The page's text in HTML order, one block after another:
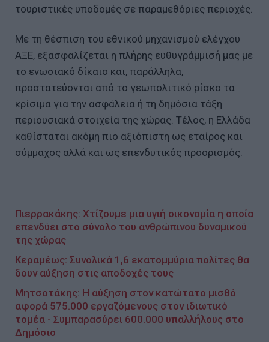
τουριστικές υποδομές σε παραμεθόριες περιοχές.
Με τη θέσπιση του εθνικού μηχανισμού ελέγχου
ΑΞΕ, εξασφαλίζεται η πλήρης ευθυγράμμισή μας με
το ενωσιακό δίκαιο και, παράλληλα,
προστατεύονται από το γεωπολιτικό ρίσκο τα
κρίσιμα για την ασφάλεια ή τη δημόσια τάξη
περιουσιακά στοιχεία της χώρας. Τέλος, η Ελλάδα
καθίσταται ακόμη πιο αξιόπιστη ως εταίρος και
σύμμαχος αλλά και ως επενδυτικός προορισμός.
Πιερρακάκης: Χτίζουμε μια υγιή οικονομία η οποία
επενδύει στο σύνολο του ανθρώπινου δυναμικού
της χώρας
Κεραμέως: Συνολικά 1,6 εκατομμύρια πολίτες θα
δουν αύξηση στις αποδοχές τους
Μητσοτάκης: Η αύξηση στον κατώτατο μισθό
αφορά 575.000 εργαζόμενους στον ιδιωτικό
τομέα - Συμπαρασύρει 600.000 υπαλλήλους στο
Δημόσιο